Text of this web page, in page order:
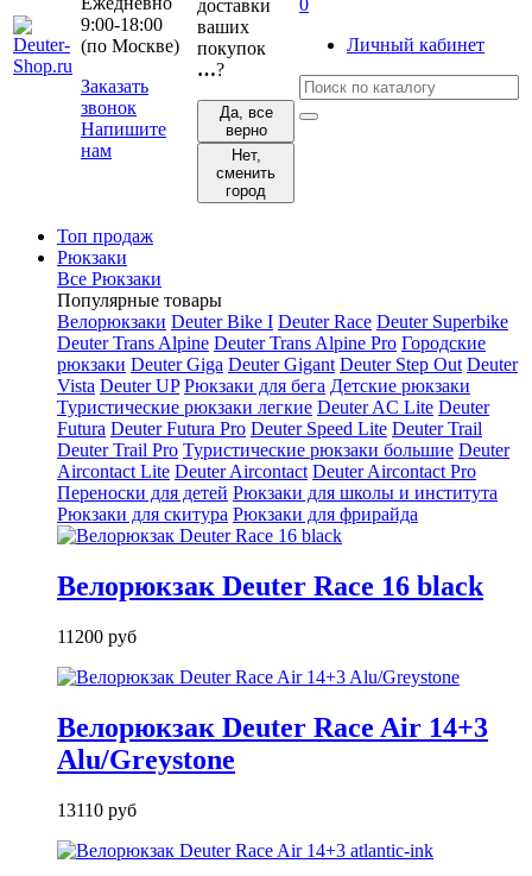
9:00-18:00
(по Москве)
Заказать
звонок
Напишите
нам
доставки
ваших
покупок
…?
Да, все
верно
Нет,
сменить
город
0
Личный кабинет
Топ продаж
Рюкзаки
Все Рюкзаки
Популярные товары
Велорюкзаки Deuter Bike I Deuter Race Deuter Superbike
Deuter Trans Alpine Deuter Trans Alpine Pro Городские
рюкзаки Deuter Giga Deuter Gigant Deuter Step Out Deuter
Vista Deuter UP Рюкзаки для бега Детские рюкзаки
Туристические рюкзаки легкие Deuter AС Lite Deuter
Futura Deuter Futura Pro Deuter Speed Lite Deuter Trail
Deuter Trail Pro Туристические рюкзаки большие Deuter
Aircontact Lite Deuter Aircontact Deuter Aircontact Pro
Переноски для детей Рюкзаки для школы и института
Рюкзаки для скитура Рюкзаки для фрирайда
Велорюкзак Deuter Race 16 black
11200 руб
Велорюкзак Deuter Race Air 14+3
Alu/Greystone
13110 руб